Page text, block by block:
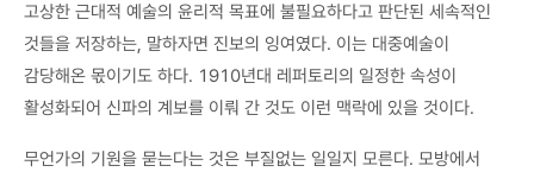
고상한 근대적 예술의 윤리적 목표에 불필요하다고 판단된 세속적인
것들을 저장하는, 말하자면 진보의 잉여였다. 이는 대중예술이
감당해온 몫이기도 하다. 1910년대 레퍼토리의 일정한 속성이
활성화되어 신파의 계보를 이뤄 간 것도 이런 맥락에 있을 것이다.
무언가의 기원을 묻는다는 것은 부질없는 일일지 모른다. 모방에서